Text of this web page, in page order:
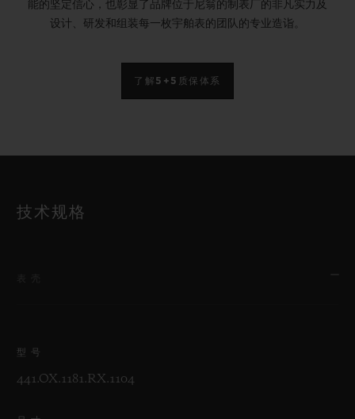
能的坚定信心，也彰显了品牌位于尼翁的制表厂的非凡实力及
设计、研发和组装每一枚宇舶表的团队的专业造诣。
了解5+5质保体系
技术规格
型号
441.OX.1181.RX.1104